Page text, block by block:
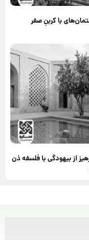
با کربنِ صفر
از بیهودگی با فلسفه ذن